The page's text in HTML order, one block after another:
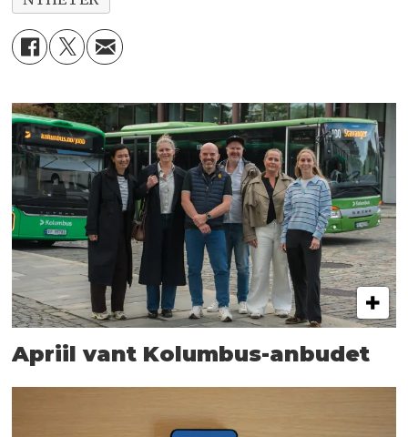
Apriil vant Kolumbus-anbudet